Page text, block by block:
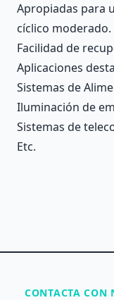
Apropiadas para
cíclico moderado.
Facilidad de
Aplicaciones
Sistemas de
Iluminación de
Sistemas de
Etc.
CONTACTA CON